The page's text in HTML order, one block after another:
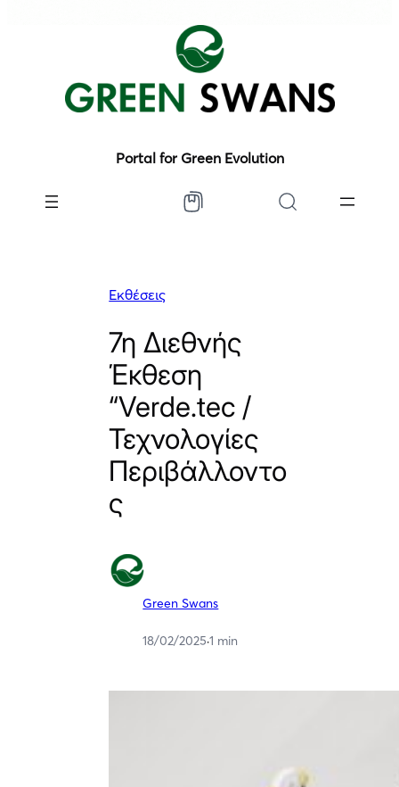
Portal for Green Evolution
Εκθέσεις
7η Διεθνής
Έκθεση
“Verde.tec /
Τεχνολογίες
Περιβάλλοντο
ς
Green Swans
18/02/2025·1 min